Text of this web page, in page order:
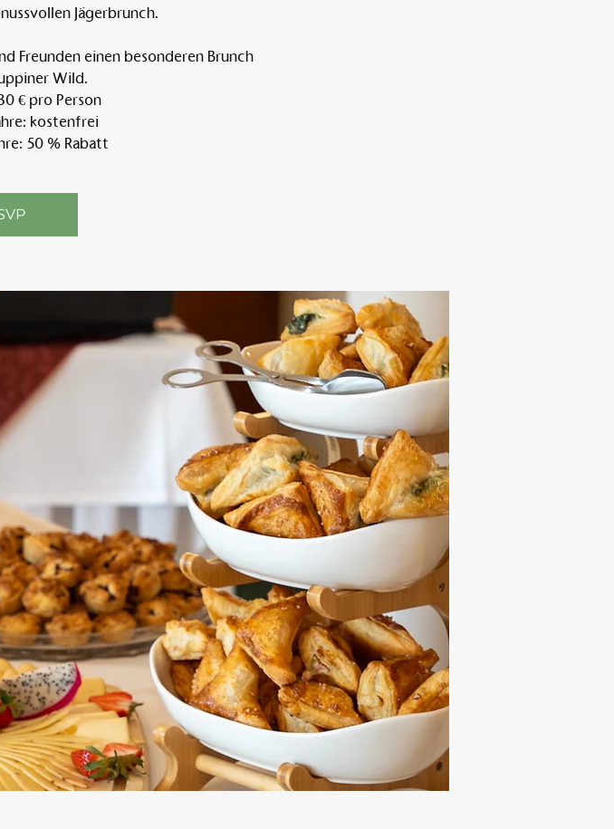
Am Alten
Jägerbrunch.
Freunden einen besonderen Brunch
Wild.
€ pro Person
kostenfrei
50 % Rabatt